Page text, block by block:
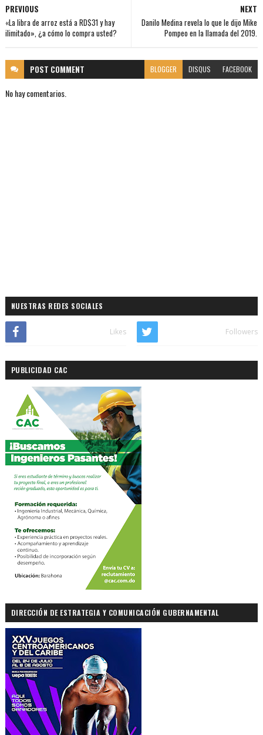
NEXT
Danilo Medina revela lo que le dijo Mike
Pompeo en la llamada del 2019.
PREVIOUS
«La libra de arroz está a RD$31 y hay
ilimitado», ¿a cómo lo compra usted?
POST COMMENT BLOGGER DISQUS FACEBOOK
No hay comentarios.
NUESTRAS REDES SOCIALES
Likes Followers
PUBLICIDAD CAC
DIRECCIÓN DE ESTRATEGIA Y COMUNICACIÓN GUBERNAMENTAL